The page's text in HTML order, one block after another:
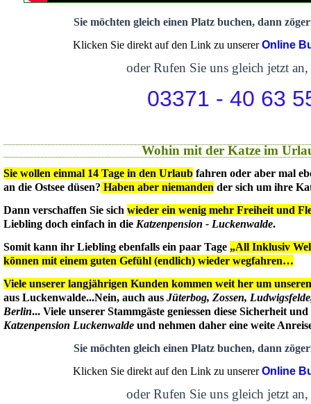
Sie möchten gleich einen Platz buchen, dann
Klicken Sie direkt auf den Link zu unsererOnline
oder Rufen Sie uns gleich jetzt an,
03371 - 40 63
Wohin mit der Katze im
Sie wollen einmal 14 Tage in den Urlaub fahren oder aber mal
an die Ostsee düsen? Haben aber niemanden der sich um ihre
Dann verschaffen Sie sich wieder ein wenig mehr Freiheit und
Liebling doch einfach in die Katzenpension - Luckenwalde.
Somit kann ihr Liebling ebenfalls ein paar Tage „All Inklusiv
können mit einem guten Gefühl (endlich) wieder wegfahren…
Viele unserer langjährigen Kunden kommen weit her um
aus Luckenwalde...Nein, auch aus Jüterbog, Zossen,
Berlin... Viele unserer Stammgäste geniessen diese Sicherheit
Katzenpension Luckenwalde und nehmen daher eine weite
Sie möchten gleich einen Platz buchen, dann
Klicken Sie direkt auf den Link zu unsererOnline
oder Rufen Sie uns gleich jetzt an,